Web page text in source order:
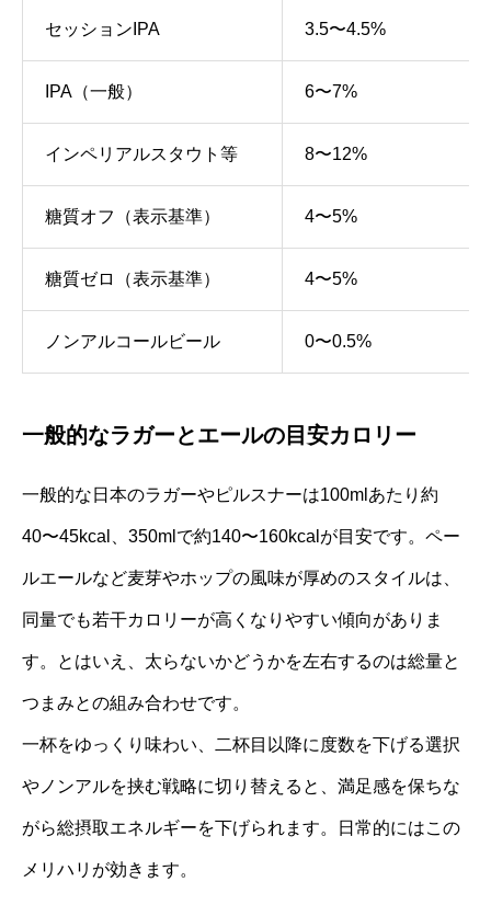
セッションIPA 3.5〜4.5%
IPA（一般） 6〜7%
インペリアルスタウト等 8〜12%
糖質オフ（表示基準） 4〜5%
糖質ゼロ（表示基準） 4〜5%
ノンアルコールビール 0〜0.5%
一般的なラガーとエールの目安カロリー
一般的な日本のラガーやピルスナーは100mlあたり約
40〜45kcal、350mlで約140〜160kcalが目安です。ペー
ルエールなど麦芽やホップの風味が厚めのスタイルは、
同量でも若干カロリーが高くなりやすい傾向がありま
す。とはいえ、太らないかどうかを左右するのは総量と
つまみとの組み合わせです。
一杯をゆっくり味わい、二杯目以降に度数を下げる選択
やノンアルを挟む戦略に切り替えると、満足感を保ちな
がら総摂取エネルギーを下げられます。日常的にはこの
メリハリが効きます。